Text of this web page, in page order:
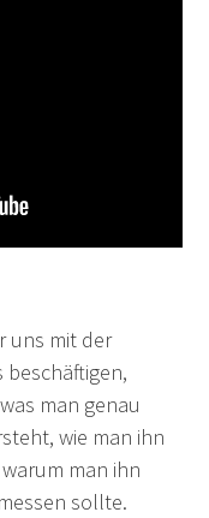
uns mit der
man genau
wie man ihn
man ihn
sollte.